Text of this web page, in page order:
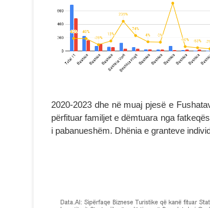
2020-2023 dhe në muaj pjesë e
përfituar familjet e dëmtuara nga
i pabanueshëm. Dhënia e granteve